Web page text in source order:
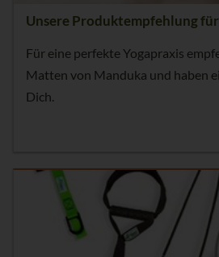
Unsere Produktempfehlung
Für eine perfekte Yogapraxis
Matten von Manduka und haben
Dich.